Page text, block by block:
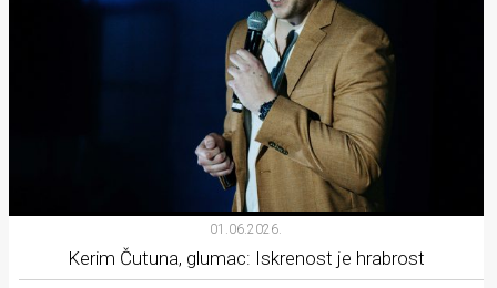
01.06.2026.
Kerim Čutuna, glumac: Iskrenost je hrabrost